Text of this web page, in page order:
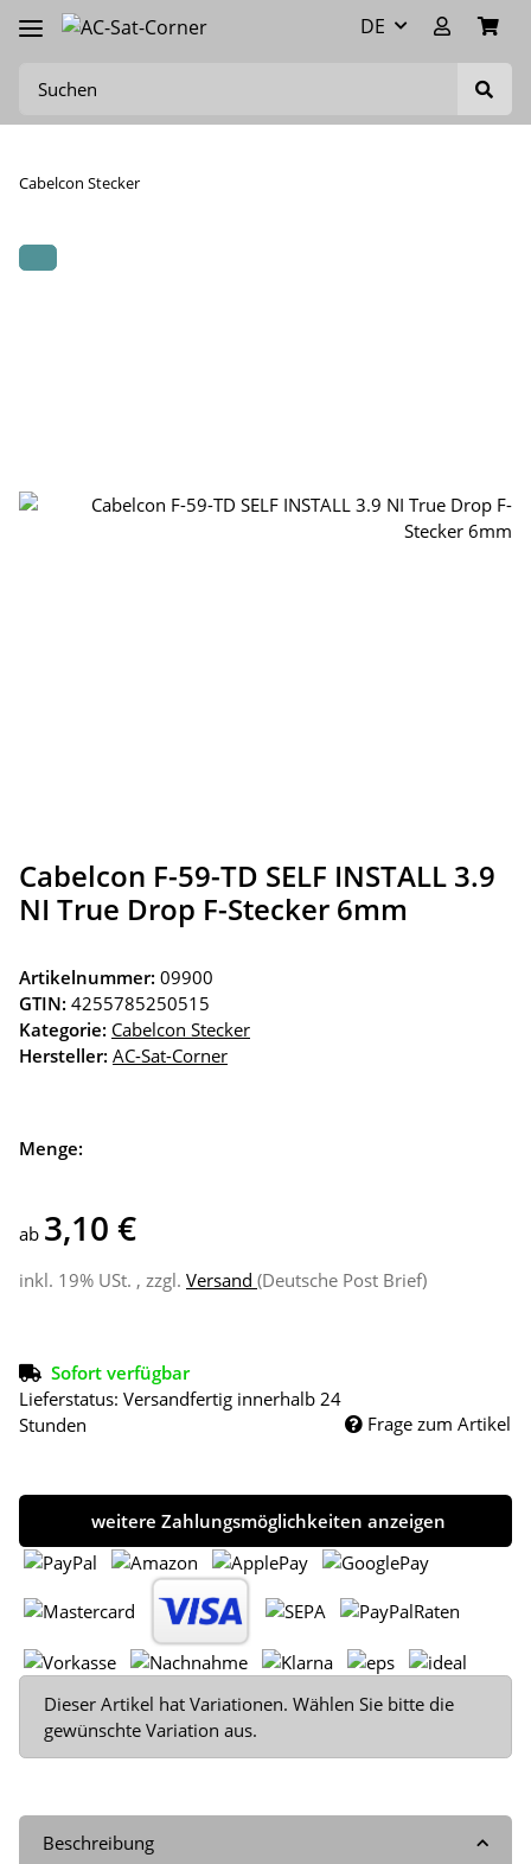
DE
Cabelcon Stecker
Cabelcon F-59-TD SELF INSTALL 3.9
NI True Drop F-Stecker 6mm
Artikelnummer: 09900
GTIN: 4255785250515
Kategorie: Cabelcon Stecker
Hersteller: AC-Sat-Corner
Menge:
ab 3,10 €
inkl. 19% USt. , zzgl. Versand (Deutsche Post Brief)
Sofort verfügbar
Lieferstatus: Versandfertig innerhalb 24
Stunden
Frage zum Artikel
weitere Zahlungsmöglichkeiten anzeigen
x
Dieser Artikel hat Variationen. Wählen Sie bitte die
gewünschte Variation aus.
Beschreibung